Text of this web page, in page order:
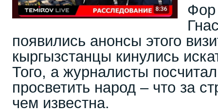
Фор
появились анонсы этого
кыргызстанцы кинулись
Того, а журналисты
просветить народ – что за
чем известна.